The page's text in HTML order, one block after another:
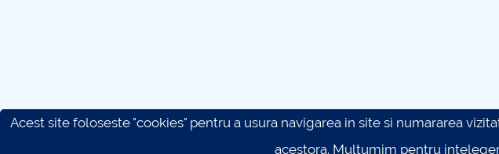
Acest site foloseste "cookies" pentru a usura navigarea in site si numararea
acestora. Multumim pentru